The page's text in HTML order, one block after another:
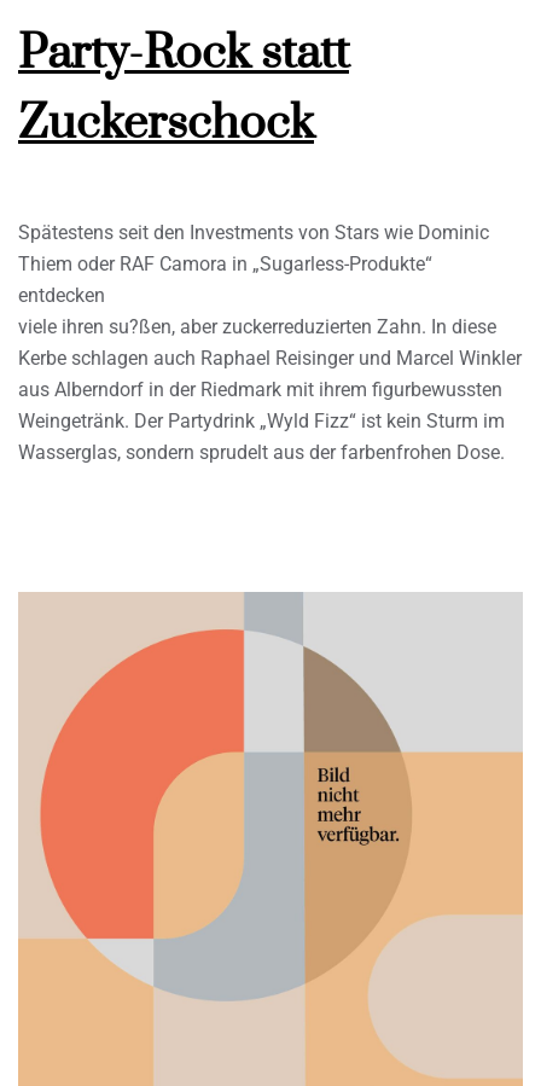
Party-Rock statt
Zuckerschock
Spätestens seit den Investments von Stars wie Dominic
Thiem oder RAF Camora in „Sugarless-Produkte“
entdecken
viele ihren su?ßen, aber zuckerreduzierten Zahn. In diese
Kerbe schlagen auch Raphael Reisinger und Marcel Winkler
aus Alberndorf in der Riedmark mit ihrem figurbewussten
Weingetränk. Der Partydrink „Wyld Fizz“ ist kein Sturm im
Wasserglas, sondern sprudelt aus der farbenfrohen Dose.